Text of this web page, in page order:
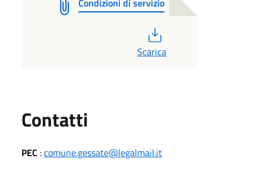
Condizioni di servizio
Scarica
Contatti
PEC :comune.gessate@legalmail.it